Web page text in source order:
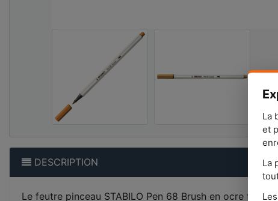
La
et
La
DESCRIPTION
Le feutre pinceau STABILO Pen 68 Brush en ocre